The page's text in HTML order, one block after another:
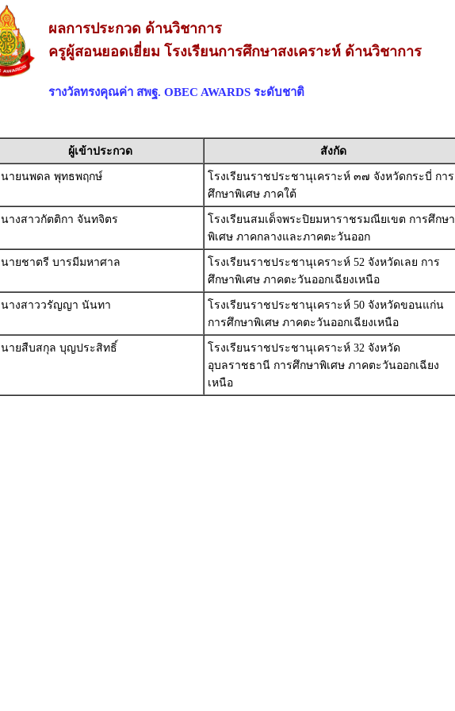
ผลการประกวด ด้านวิชาการ
ครูผู้สอนยอดเยี่ยม โรงเรียนการศึกษาสงเคราะห์ ด้านวิชาการ
รางวัลทรงคุณค่า สพฐ. OBEC AWARDS ระดับชาติ
ผู้เข้าประกวด สังกัด
นายนพดล พุทธพฤกษ์
โรงเรียนราชประชานุเคราะห์ ๓๗ จังหวัดกระบี่ การ
ศึกษาพิเศษ ภาคใต้
นางสาวกัตติกา จันทจิตร
โรงเรียนสมเด็จพระปิยมหาราชรมณียเขต การศึกษา
พิเศษ ภาคกลางและภาคตะวันออก
นายชาตรี บารมีมหาศาล
โรงเรียนราชประชานุเคราะห์ 52 จังหวัดเลย การ
ศึกษาพิเศษ ภาคตะวันออกเฉียงเหนือ
นางสาววรัญญา นันทา
โรงเรียนราชประชานุเคราะห์ 50 จังหวัดขอนแก่น
การศึกษาพิเศษ ภาคตะวันออกเฉียงเหนือ
นายสืบสกุล บุญประสิทธิ์
โรงเรียนราชประชานุเคราะห์ 32 จังหวัด
อุบลราชธานี การศึกษาพิเศษ ภาคตะวันออกเฉียง
เหนือ